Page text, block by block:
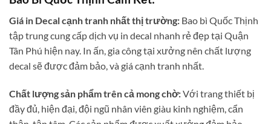
Giá in Decal cạnh tranh nhất thị trường: Bao bì Quốc Thịnh
tập trung cung cấp dịch vụ in decal nhanh rẻ đẹp tại Quận
Tân Phú hiện nay. In ấn, gia công tại xưởng nên chất lượng
decal sẽ được đảm bảo, và giá cạnh tranh nhất.
Chất lượng sản phẩm trên cả mong chờ:Với trang thiết bị
đầy đủ, hiện đại, đội ngũ nhân viên giàu kinh nghiệm, cẩn